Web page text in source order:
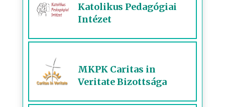
Katolikus Pedagógiai
Intézet
MKPK Caritas in
Veritate Bizottsága